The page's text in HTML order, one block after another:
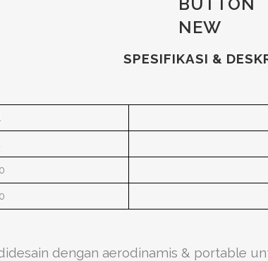
SPESIFIKASI &
dengan aerodinamis & portable